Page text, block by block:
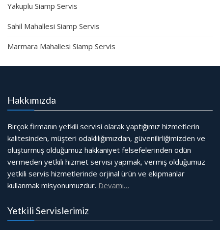
Yakuplu Siamp Servis
Sahil Mahallesi Siamp Servis
Marmara Mahallesi Siamp Servis
Hakkımızda
Birçok firmanın yetkili servisi olarak yaptığımız hizmetlerin
kalitesinden, müşteri odaklılığımızdan, güvenilirliğimizden ve
oluşturmuş olduğumuz hakkaniyet felsefelerinden ödün
vermeden yetkili hizmet servisi yapmak, vermiş olduğumuz
yetkili servis hizmetlerinde orjinal ürün ve ekipmanlar
kullanmak misyonumuzdur. Devamı…
Yetkili Servislerimiz